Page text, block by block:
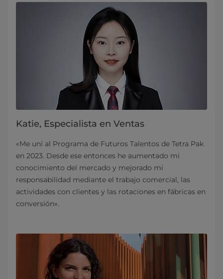
Katie, Especialista en Ventas
«Me uní al Programa de Futuros Talentos de Tetra Pak
en 2023. Desde ese entonces he aumentado mi
conocimiento del mercado y mejorado mi
responsabilidad mediante el trabajo comercial, las
actividades con clientes y las rotaciones en fábricas en
conversión».